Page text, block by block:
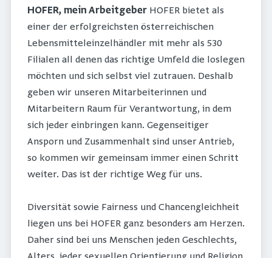
HOFER, mein Arbeitgeber HOFER bietet als
einer der erfolgreichsten österreichischen
Lebensmitteleinzelhändler mit mehr als 530
Filialen all denen das richtige Umfeld die loslegen
möchten und sich selbst viel zutrauen. Deshalb
geben wir unseren Mitarbeiterinnen und
Mitarbeitern Raum für Verantwortung, in dem
sich jeder einbringen kann. Gegenseitiger
Ansporn und Zusammenhalt sind unser Antrieb,
so kommen wir gemeinsam immer einen Schritt
weiter. Das ist der richtige Weg für uns.
Diversität sowie Fairness und Chancengleichheit
liegen uns bei HOFER ganz besonders am Herzen.
Daher sind bei uns Menschen jeden Geschlechts,